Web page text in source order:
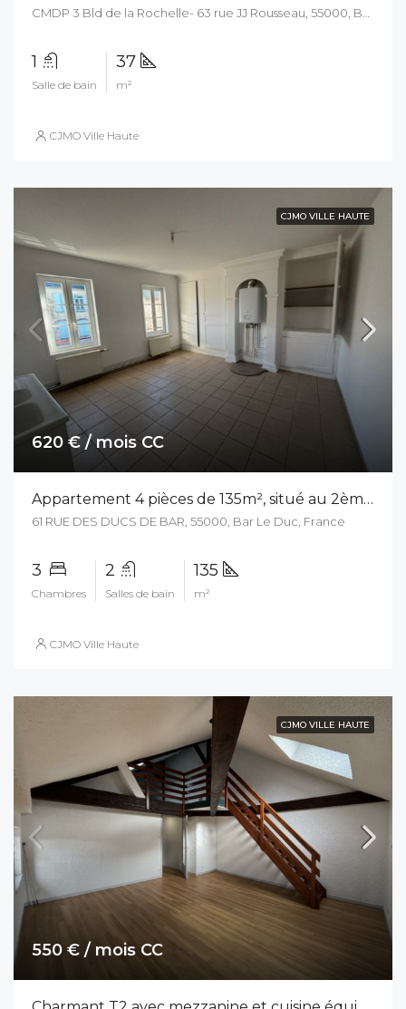
1
Salle de bain
37
m²
CJMO Ville Haute
CJMO VILLE HAUTE
620 € / mois CC
Appartement 4 pièces de 135m², situé au 2ème étage d’un immeuble calme en Ville Haute
61 RUE DES DUCS DE BAR, 55000, Bar Le Duc, France
3
Chambres
2
Salles de bain
135
m²
CJMO Ville Haute
CJMO VILLE HAUTE
550 € / mois CC